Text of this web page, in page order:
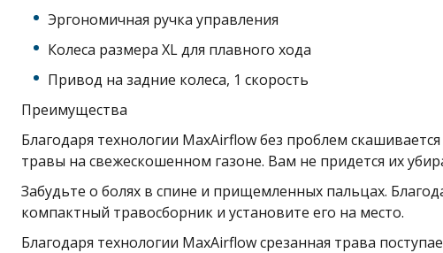
Эргономичная ручка управления
Колеса размера XL для плавного хода
Привод на задние колеса, 1 скорость
Преимущества
Благодаря технологии MaxAirflow без проблем
травы на свежескошенном газоне. Вам не придется их
Забудьте о болях в спине и прищемленных пальцах.
компактный травосборник и установите его на место.
Благодаря технологии MaxAirflow срезанная трава